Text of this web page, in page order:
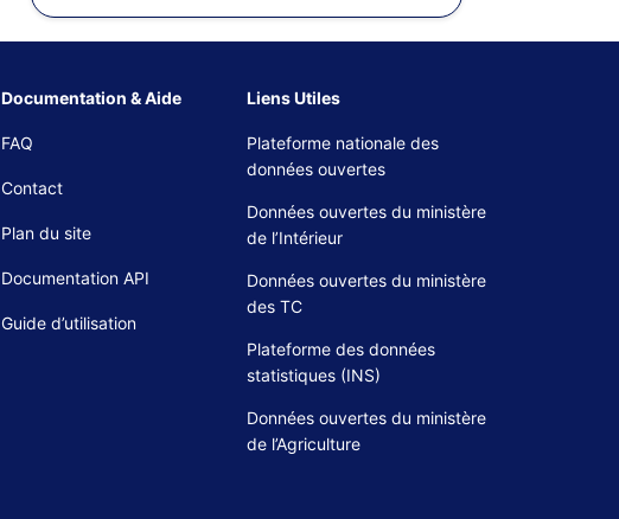
Documentation & Aide
FAQ
Contact
Plan du site
Documentation API
Guide d’utilisation
Liens Utiles
Plateforme nationale des
données ouvertes
Données ouvertes du ministère
de l’Intérieur
Données ouvertes du ministère
des TC
Plateforme des données
statistiques (INS)
Données ouvertes du ministère
de l’Agriculture